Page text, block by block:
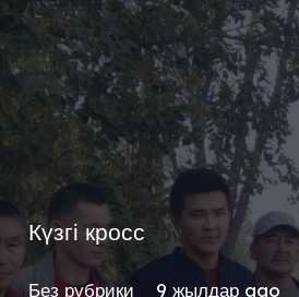
Күзгі кросс
Без рубрики
9 жылдар ago